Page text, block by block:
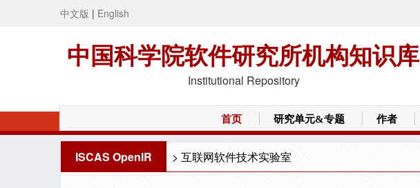
中文版 | English
中国科学院软件研究所机构知识库
Institutional Repository
首页 研究单元&专题 作者
ISCAS OpenIR > 互联网软件技术实验室